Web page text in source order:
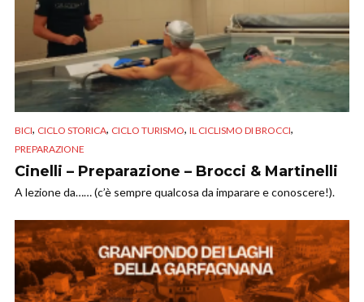
BICI, CICLO STORICA, CICLO TURISMO, IL CICLISMO DI BROCCI,
PREPARAZIONE
Cinelli – Preparazione – Brocci & Martinelli
A lezione da…… (c’è sempre qualcosa da imparare e conoscere!).